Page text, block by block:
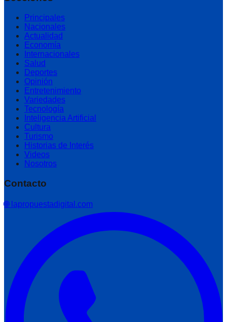
Principales
Nacionales
Actualidad
Economía
Internacionales
Salud
Deportes
Opinión
Entretenimiento
Variedades
Tecnología
Inteligencia Artificial
Cultura
Turismo
Historias de Interés
Videos
Nosotros
Contacto
🌐 lapropuestadigital.com